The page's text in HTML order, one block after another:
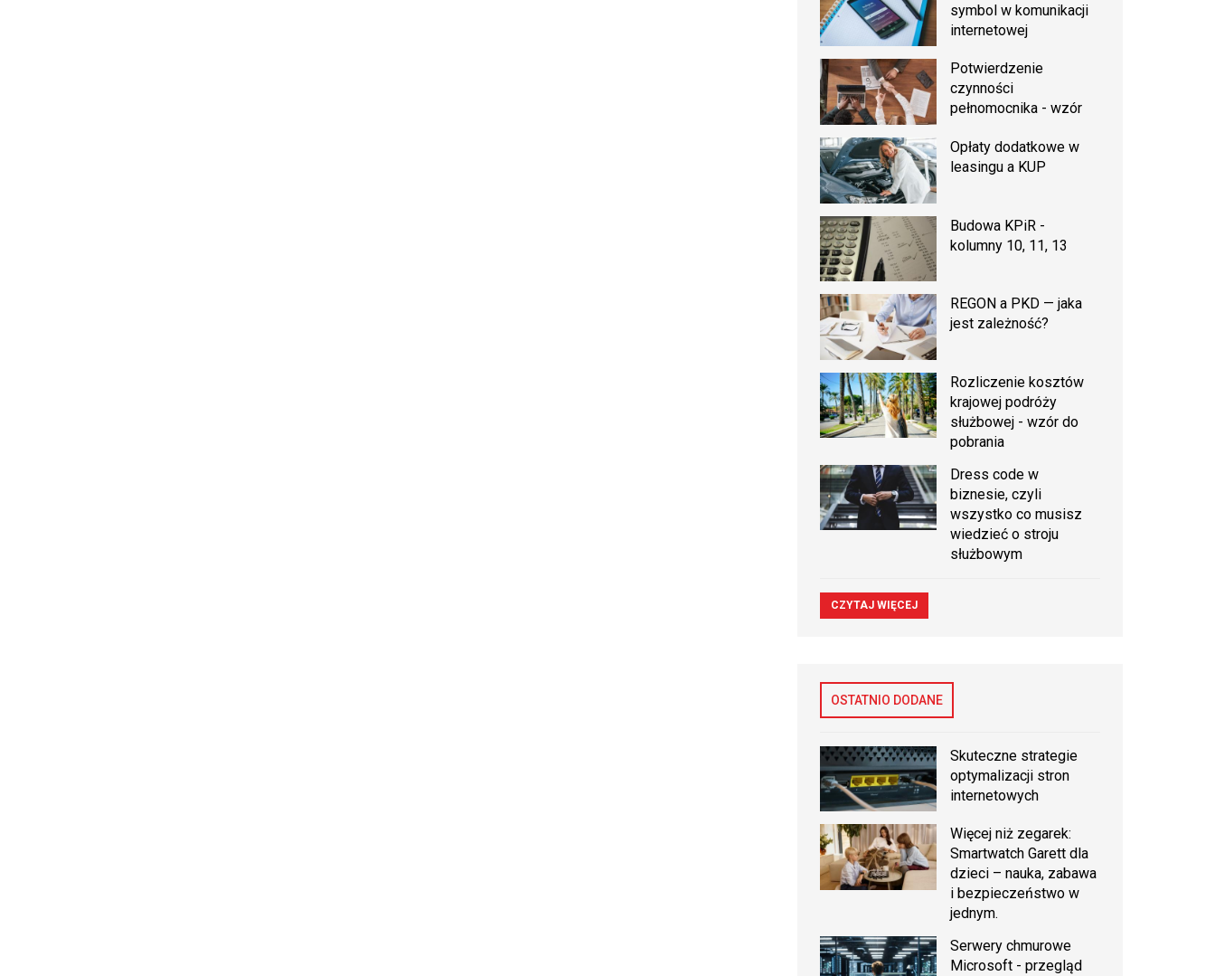
symbol w komunikacji
internetowej
Potwierdzenie
czynności
pełnomocnika - wzór
Opłaty dodatkowe w
leasingu a KUP
Budowa KPiR -
kolumny 10, 11, 13
REGON a PKD — jaka
jest zależność?
Rozliczenie kosztów
krajowej podróży
służbowej - wzór do
pobrania
Dress code w
biznesie, czyli
wszystko co musisz
wiedzieć o stroju
służbowym
CZYTAJ WIĘCEJ
OSTATNIO DODANE
Skuteczne strategie
optymalizacji stron
internetowych
Więcej niż zegarek:
Smartwatch Garett dla
dzieci – nauka, zabawa
i bezpieczeństwo w
jednym.
Serwery chmurowe
Microsoft - przegląd